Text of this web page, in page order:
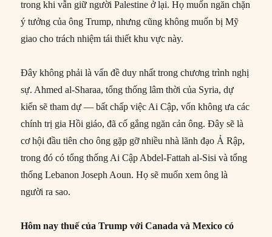
trong khi vẫn giữ người Palestine ở lại. Họ muốn ngăn chặn
ý tưởng của ông Trump, nhưng cũng không muốn bị Mỹ
giao cho trách nhiệm tái thiết khu vực này.
Đây không phải là vấn đề duy nhất trong chương trình nghị
sự. Ahmed al-Sharaa, tổng thống lâm thời của Syria, dự
kiến sẽ tham dự — bất chấp việc Ai Cập, vốn không ưa các
chính trị gia Hồi giáo, đã cố gắng ngăn cản ông. Đây sẽ là
cơ hội đầu tiên cho ông gặp gỡ nhiều nhà lãnh đạo Ả Rập,
trong đó có tổng thống Ai Cập Abdel-Fattah al-Sisi và tổng
thống Lebanon Joseph Aoun. Họ sẽ muốn xem ông là
người ra sao.
Hôm nay thuế của Trump với Canada và Mexico có